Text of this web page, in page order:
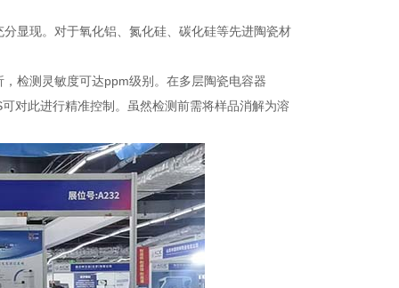
分显现。对于氧化铝、氮化硅、碳化硅等先进陶瓷材
检测灵敏度可达ppm级别。在多层陶瓷电容器
对此进行精准控制。虽然检测前需将样品消解为溶